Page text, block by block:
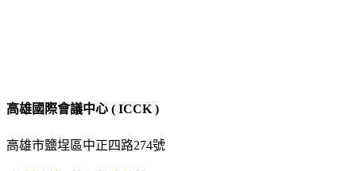
高雄國際會議中心 ( ICCK )
高雄市鹽埕區中正四路274號